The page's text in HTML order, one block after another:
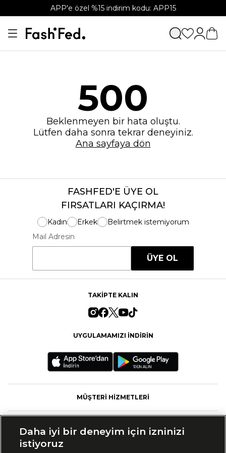
APP'e özel %15 indirim kodu: APP15
500
Beklenmeyen bir hata oluştu.
Lütfen daha sonra tekrar deneyiniz.
Ana sayfaya dön
FASHFED'E ÜYE OL
FIRSATLARI KAÇIRMA!
Kadın Erkek
Belirtmek istemiyorum
Mail Adresin
ÜYE OL
TAKİPTE KALIN
UYGULAMAMIZI İNDİRİN
MÜŞTERİ HİZMETLERİ
Daha iyi bir deneyim için izninizi
istiyoruz